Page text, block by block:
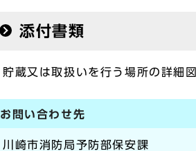
添付書類
貯蔵又は取扱いを行う場所の詳細
お問い合わせ先
川崎市消防局予防部保安課